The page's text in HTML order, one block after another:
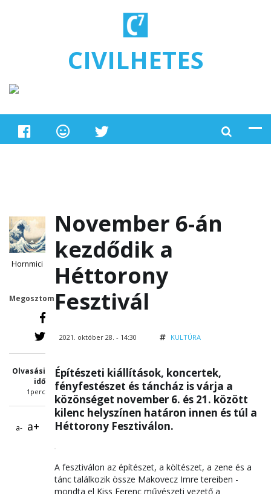
CIVILHETES
Hornmici
Megosztom
Olvasási
idő
1perc
a- a+
November 6-án
kezdődik a
Héttorony
Fesztivál
2021. október 28. - 14:30 KULTÚRA
Építészeti kiállítások, koncertek,
fényfestészet és táncház is várja a
közönséget november 6. és 21. között
kilenc helyszínen határon innen és túl a
Héttorony Fesztiválon.
A fesztiválon az építészet, a költészet, a zene és a
tánc találkozik össze Makovecz Imre tereiben -
mondta el Kiss Ferenc művészeti vezető a